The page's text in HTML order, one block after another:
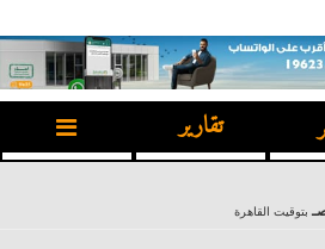
تقارير
بتوقيت القاهرة